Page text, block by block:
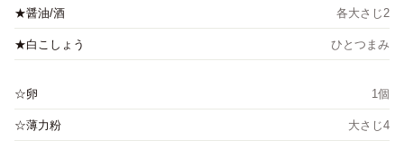
★醤油/酒 各大さじ2
★白こしょう ひとつまみ
☆卵 1個
☆薄力粉 大さじ4